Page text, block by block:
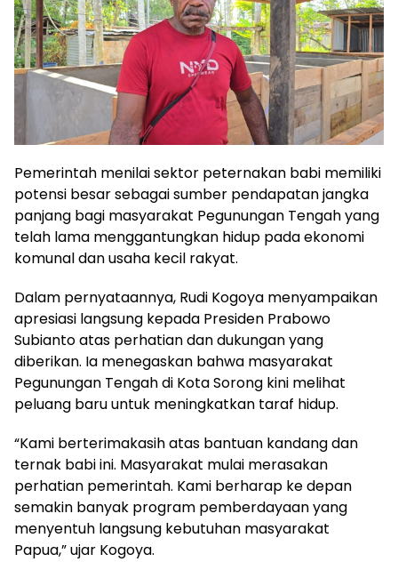
Pemerintah menilai sektor peternakan babi memiliki
potensi besar sebagai sumber pendapatan jangka
panjang bagi masyarakat Pegunungan Tengah yang
telah lama menggantungkan hidup pada ekonomi
komunal dan usaha kecil rakyat.
Dalam pernyataannya, Rudi Kogoya menyampaikan
apresiasi langsung kepada Presiden Prabowo
Subianto atas perhatian dan dukungan yang
diberikan. Ia menegaskan bahwa masyarakat
Pegunungan Tengah di Kota Sorong kini melihat
peluang baru untuk meningkatkan taraf hidup.
“Kami berterimakasih atas bantuan kandang dan
ternak babi ini. Masyarakat mulai merasakan
perhatian pemerintah. Kami berharap ke depan
semakin banyak program pemberdayaan yang
menyentuh langsung kebutuhan masyarakat
Papua,” ujar Kogoya.